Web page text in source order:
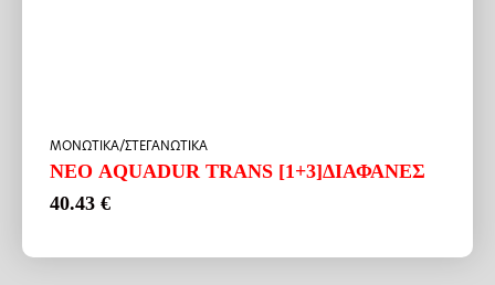
ΜΟΝΩΤΙΚΑ/ΣΤΕΓΑΝΩΤΙΚΑ
ΝΕΟ AQUADUR TRANS [1+3]ΔΙΑΦΑΝΕΣ
40.43 €